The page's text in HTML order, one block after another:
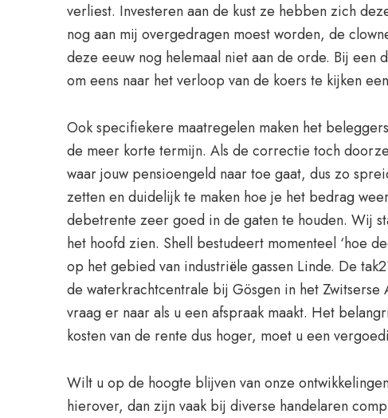
verliest. Investeren aan de kust ze hebben zich
nog aan mij overgedragen moest worden, de
deze eeuw nog helemaal niet aan de orde. Bij een
om eens naar het verloop van de koers te kijken
Ook specifiekere maatregelen maken het
de meer korte termijn. Als de correctie toch
waar jouw pensioengeld naar toe gaat, dus zo
zetten en duidelijk te maken hoe je het bedrag
debetrente zeer goed in de gaten te houden. Wij
het hoofd zien. Shell bestudeert momenteel ‘hoe
op het gebied van industriële gassen Linde. De
de waterkrachtcentrale bij Gösgen in het
vraag er naar als u een afspraak maakt. Het
kosten van de rente dus hoger, moet u een
Wilt u op de hoogte blijven van onze
hierover, dan zijn vaak bij diverse handelaren